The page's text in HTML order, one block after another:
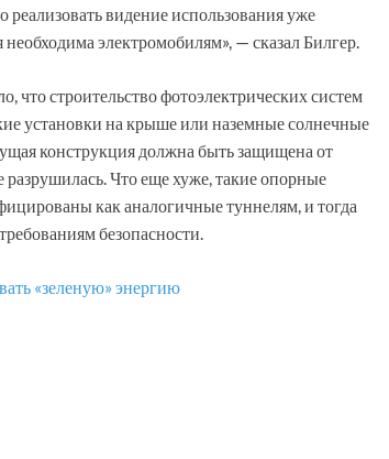
видение использования уже
электромобилям», — сказал Билгер.
что строительство фотоэлектрических систем
установки на крыше или наземные солнечные
конструкция должна быть защищена от
разрушилась. Что еще хуже, такие опорные
как аналогичные туннелям, и тогда
безопасности.
«зеленую» энергию